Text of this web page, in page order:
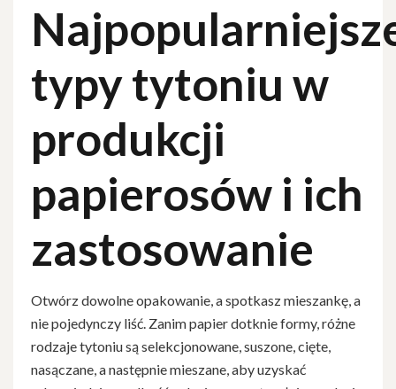
typy tytoniu w
produkcji
papierosów i ich
zastosowanie
Otwórz dowolne opakowanie, a spotkasz mieszankę, a
nie pojedynczy liść. Zanim papier dotknie formy, różne
rodzaje tytoniu są selekcjonowane, suszone, cięte,
nasączane, a następnie mieszane, aby uzyskać